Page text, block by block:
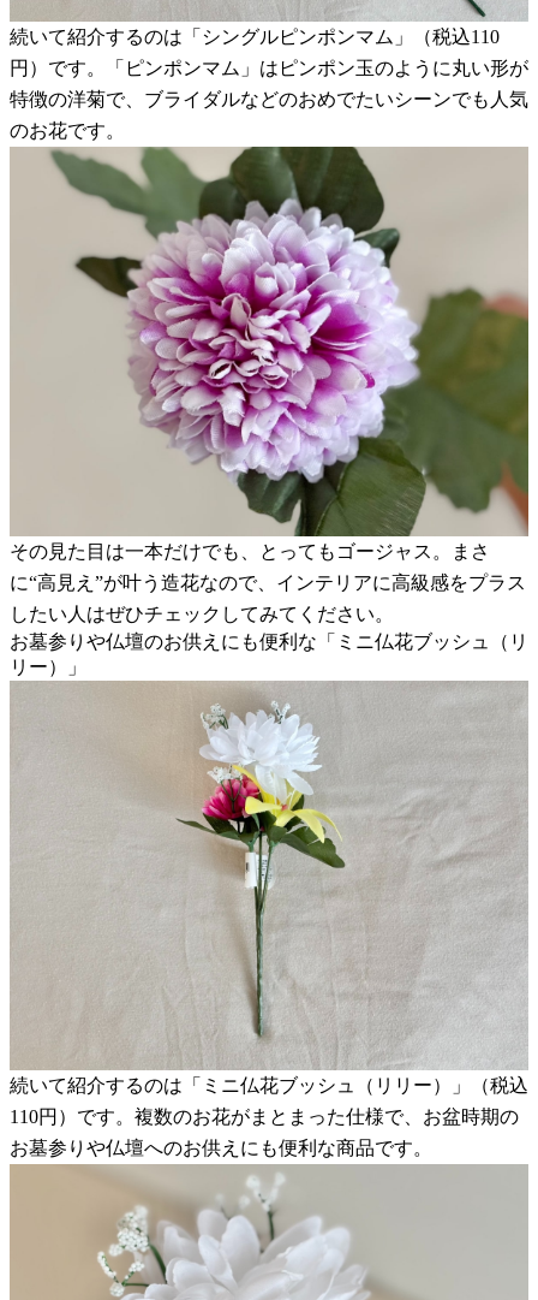
続いて紹介するのは「シングルピンポンマム」（税込110
円）です。「ピンポンマム」はピンポン玉のように丸い形が
特徴の洋菊で、ブライダルなどのおめでたいシーンでも人気
のお花です。
その見た目は一本だけでも、とってもゴージャス。まさ
に“高見え”が叶う造花なので、インテリアに高級感をプラス
したい人はぜひチェックしてみてください。
お墓参りや仏壇のお供えにも便利な「ミニ仏花ブッシュ（リ
リー）」
続いて紹介するのは「ミニ仏花ブッシュ（リリー）」（税込
110円）です。複数のお花がまとまった仕様で、お盆時期の
お墓参りや仏壇へのお供えにも便利な商品です。